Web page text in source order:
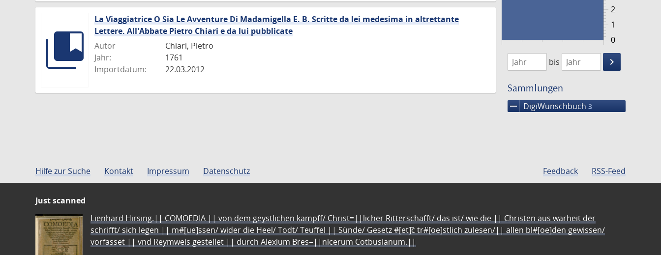
0
1
2
1761
1762
bis
keyboard_arrow_right
Suche
Sammlungen
remove DigiWunschbuch 3
La Viaggiatrice O Sia Le Avventure Di Madamigella E. B. Scritte da lei medesima in altrettante
Lettere. All'Abbate Pietro Chiari e da lui pubblicate
Autor
Chiari, Pietro
Jahr:
1761
Importdatum:
22.03.2012
Hilfe zur Suche Kontakt Impressum Datenschutz Feedback RSS-Feed
Just scanned
Lienhard Hirsing.|| COMOEDIA || von dem geystlichen kampff/ Christ=||licher Ritterschafft/ das ist/ wie die || Christen aus warheit der
schrifft/ sich legen || m#[ue]ssen/ wider die Heel/ Todt/ Teuffel || Sünde/ Gesetz #[et]c̃ tr#[oe]stlich zulesen/|| allen bl#[oe]den gewissen/
vorfasset || vnd Reymweis gestellet || durch Alexium Bres=||nicerum Cotbusianum.||